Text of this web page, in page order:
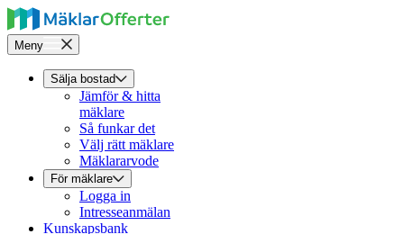
Meny
Sälja bostad
Jämför & hitta
mäklare
Så funkar det
Välj rätt mäklare
Mäklararvode
För mäklare
Logga in
Intresseanmälan
Kunskapsbank